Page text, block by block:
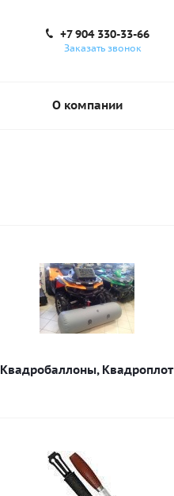
+7 904 330-33-66
Заказать звонок
О компании
Квадробаллоны, Квадроплот